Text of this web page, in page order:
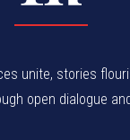
unite, stories
open dialogue